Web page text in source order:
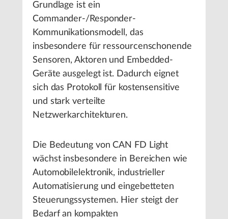
Grundlage ist ein
Commander-/Responder-
Kommunikationsmodell, das
insbesondere für ressourcenschonende
Sensoren, Aktoren und Embedded-
Geräte ausgelegt ist. Dadurch eignet
sich das Protokoll für kostensensitive
und stark verteilte
Netzwerkarchitekturen.
Die Bedeutung von CAN FD Light
wächst insbesondere in Bereichen wie
Automobilelektronik, industrieller
Automatisierung und eingebetteten
Steuerungssystemen. Hier steigt der
Bedarf an kompakten